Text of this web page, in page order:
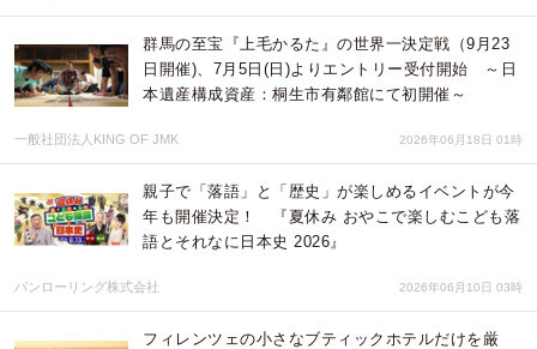
群馬の至宝『上毛かるた』の世界一決定戦（9月23
日開催)、7月5日(日)よりエントリー受付開始 ～日
本遺産構成資産：桐生市有鄰館にて初開催～
一般社団法人KING OF JMK 2026年06月18日 01時
親子で「落語」と「歴史」が楽しめるイベントが今
年も開催決定！ 『夏休み おやこで楽しむこども落
語とそれなに日本史 2026』
パンローリング株式会社 2026年06月10日 03時
フィレンツェの小さなブティックホテルだけを厳